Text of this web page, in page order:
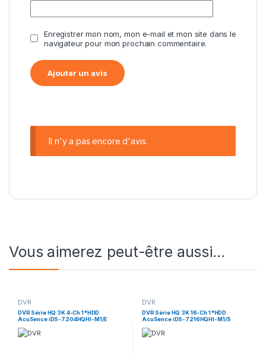
Enregistrer mon nom, mon e-mail et mon site dans le
navigateur pour mon prochain commentaire.
Il n'y a pas encore d'avis.
Vous aimerez peut-être aussi…
DVR
DVR Série HQ 3K 4-Ch 1*HDD
AcuSence iDS-7204HQHI-M1/E
DVR
DVR Série HQ 3K 16-Ch 1*HDD
AcuSence iDS-7216HQHI-M1/S